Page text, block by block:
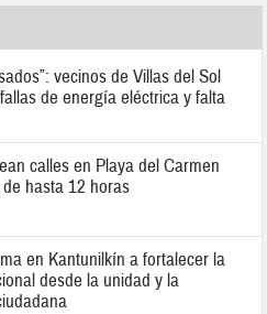
vecinos de Villas del Sol
de energía eléctrica y falta
calles en Playa del Carmen
hasta 12 horas
en Kantunilkín a fortalecer la
desde la unidad y la